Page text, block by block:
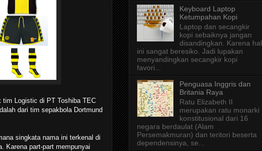
tim Logistic di PT Toshiba TEC
dari tim sepakbola Dortmund
singkata nama ini terkenal di
Karena part-part mempunyai
Keyboard Laptop
Ketumpahan Kopi
Laptop dan secangkir
kopi sebaiknya jangan
disandingkan. Karena hal
ini sangat beresiko. Jadi lupakan
menyandingkan secangkir kopi
favori...
Penguasa Inggris dan
Britania Raya
Ratu Elizabeth II
merupakan ratu monarki
konstitusional dari 16
negara berdaulat (Alam
Persemakmuran) dan teritori beserta
dependensinya, se...